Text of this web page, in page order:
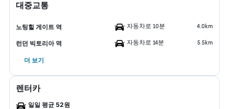
대중교통
노팅힐 게이트 역 자동차로 10분 4.0km
런던 빅토리아 역 자동차로 14분 5.5km
더 보기
렌터카
일일 평균 52원